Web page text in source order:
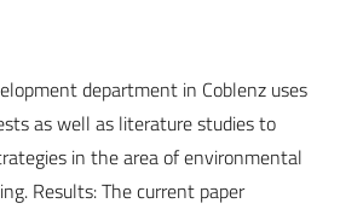
department in Coblenz uses
as well as literature studies to
in the area of environmental
Results: The current paper